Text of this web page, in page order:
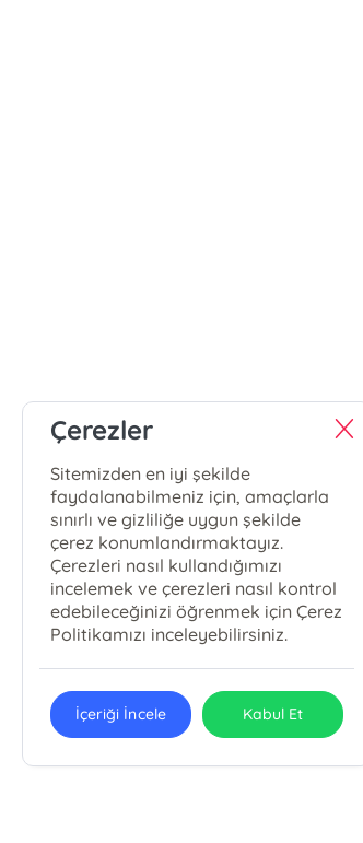
Çerezler
Sitemizden en iyi şekilde
faydalanabilmeniz için, amaçlarla
sınırlı ve gizliliğe uygun şekilde
çerez konumlandırmaktayız.
Çerezleri nasıl kullandığımızı
incelemek ve çerezleri nasıl kontrol
edebileceğinizi öğrenmek için Çerez
Politikamızı inceleyebilirsiniz.
İçeriği İncele Kabul Et